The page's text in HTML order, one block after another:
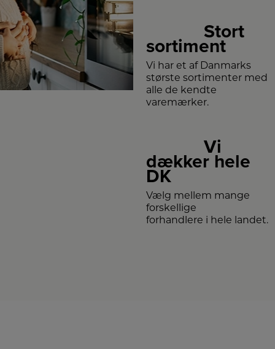
Stort
sortiment
Vi har et af Danmarks
største sortimenter med
alle de kendte
varemærker.
Vi
dækker hele
DK
Vælg mellem mange
forskellige
forhandlere i hele landet.